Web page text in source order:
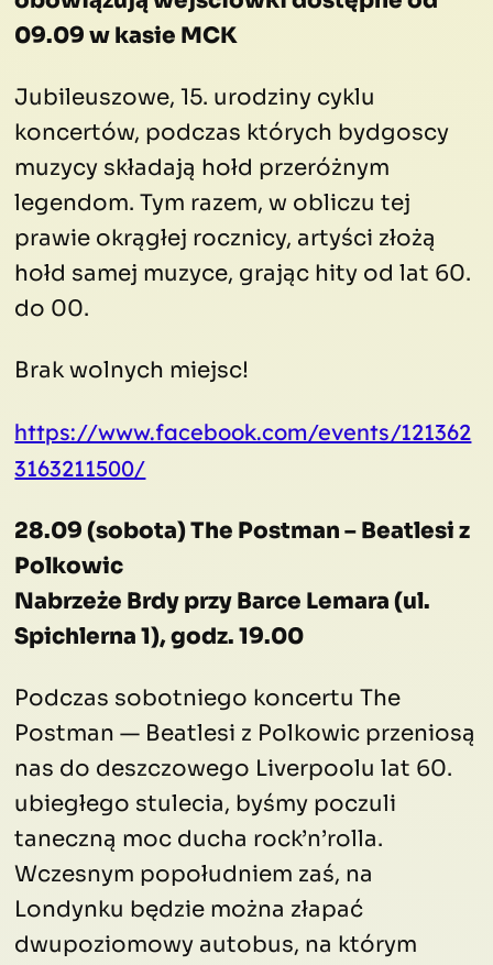
09.09 w kasie MCK
Jubileuszowe, 15. urodziny cyklu
koncertów, podczas których bydgoscy
muzycy składają hołd przeróżnym
legendom. Tym razem, w obliczu tej
prawie okrągłej rocznicy, artyści złożą
hołd samej muzyce, grając hity od lat 60.
do 00.
Brak wolnych miejsc!
https://www.facebook.com/events/121362
3163211500/
28.09 (sobota) The Postman – Beatlesi z
Polkowic
Nabrzeże Brdy przy Barce Lemara (ul.
Spichlerna 1), godz. 19.00
Podczas sobotniego koncertu The
Postman — Beatlesi z Polkowic przeniosą
nas do deszczowego Liverpoolu lat 60.
ubiegłego stulecia, byśmy poczuli
taneczną moc ducha rock’n’rolla.
Wczesnym popołudniem zaś, na
Londynku będzie można złapać
dwupoziomowy autobus, na którym